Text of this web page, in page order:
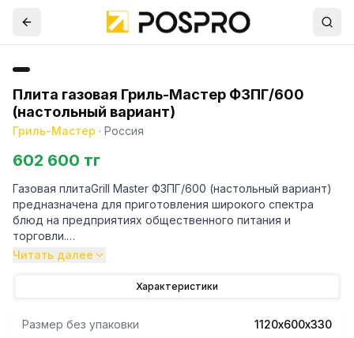
Плита газовая Гриль-Мастер Ф3ПГ/600
(настольный вариант)
Гриль-Мастер · Россия
602 600 тг
Газовая плитаGrill Master Ф3ПГ/600 (настольный вариант)
предназначена для приготовления широкого спектра
блюд на предприятиях общественного питания и
торговли.
большего диаметра с удобным хватоми поддоном для
нержавеющей стали.
Читать далее
Характеристики
Размер без упаковки 1120х600х330